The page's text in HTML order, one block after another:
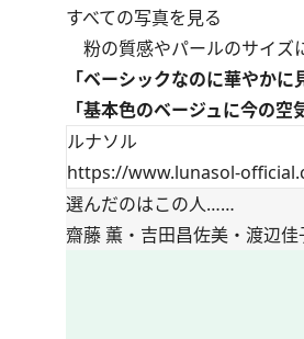
すべての写真を見る
粉の質感やパールのサイズ
「ベーシックなのに華やか
「基本色のベージュに今の
ルナソル
https://www.lunasol-
選んだのはこの人……
齋藤 薫・吉田昌佐美・渡辺